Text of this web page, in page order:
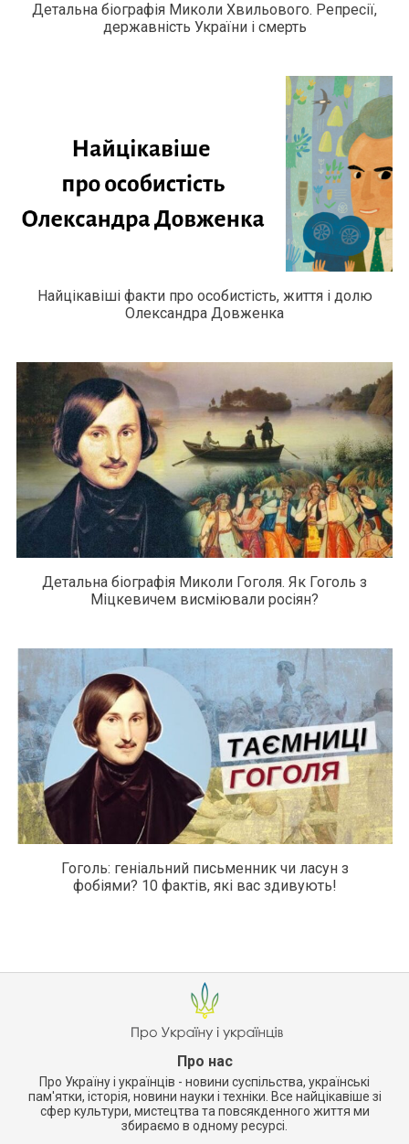
Детальна біографія Миколи Хвильового. Репресії,
державність України і смерть
Найцікавіші факти про особистість, життя і долю
Олександра Довженка
Детальна біографія Миколи Гоголя. Як Гоголь з
Міцкевичем висміювали росіян?
Гоголь: геніальний письменник чи ласун з
фобіями? 10 фактів, які вас здивують!
Про нас
Про Україну і українців - новини суспільства, українські
пам'ятки, історія, новини науки і техніки. Все найцікавіше зі
сфер культури, мистецтва та повсякденного життя ми
збираємо в одному ресурсі.